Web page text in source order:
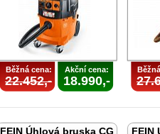
Běžná cena:
22.452,-
Akční cena:
18.990,-
FEIN Úhlová bruska CG
FEIN